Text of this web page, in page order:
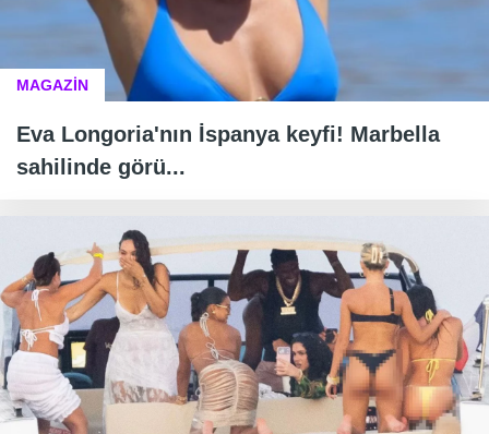
MAGAZİN
Eva Longoria'nın İspanya keyfi! Marbella
sahilinde görü...